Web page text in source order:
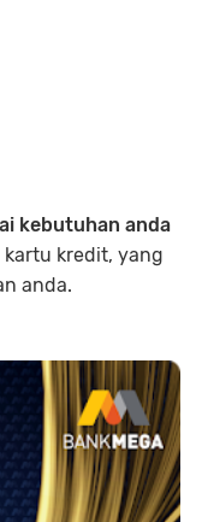
kebutuhan anda
kartu kredit, yang
anda.